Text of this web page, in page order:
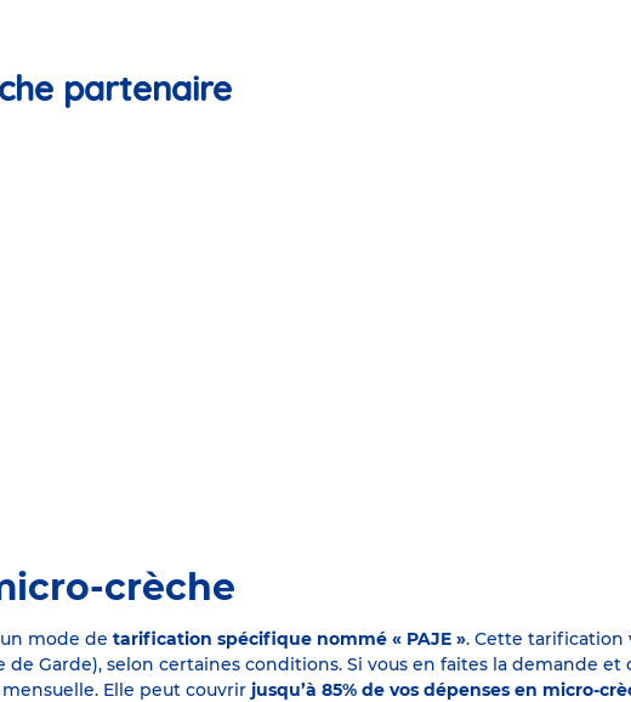
partenaire
crèche
mode de tarification spécifique nommé « PAJE ». Cette tarification
Garde), selon certaines conditions. Si vous en faites la demande
Elle peut couvrir jusqu’à 85% de vos dépenses en micro-